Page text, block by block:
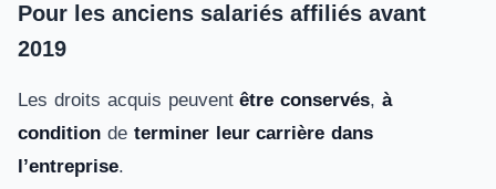
Pour les anciens salariés affiliés avant
2019
Les droits acquis peuventêtre conservés,à
condition de terminer leur carrière dans
l’entreprise.